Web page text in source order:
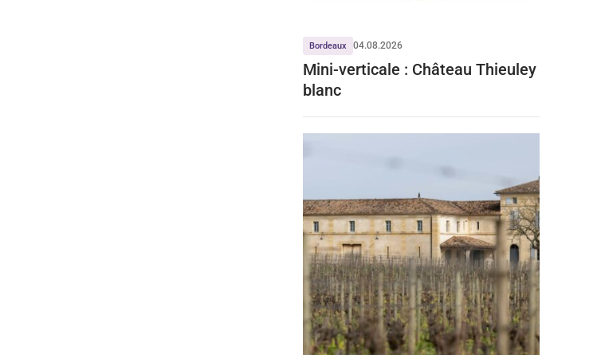
Bordeaux 04.08.2026
Mini-verticale : Château Thieuley
blanc